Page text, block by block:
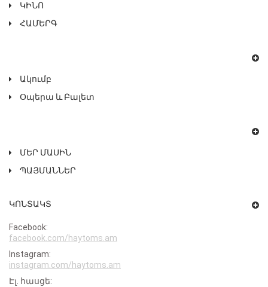
ԿԻՆՈ
ՀԱՄԵՐԳ
Ակումբ
Օպերա ԵՒ Բալետ
ՄԵՐ ՄԱՍԻՆ
ՊԱՅՄԱՆՆԵՐ
ԿՈՆՏԱԿՏ
Facebook:
facebook.com/haytoms.am
Instagram:
instagram.com/haytoms.am
Էլ․ հասցե: